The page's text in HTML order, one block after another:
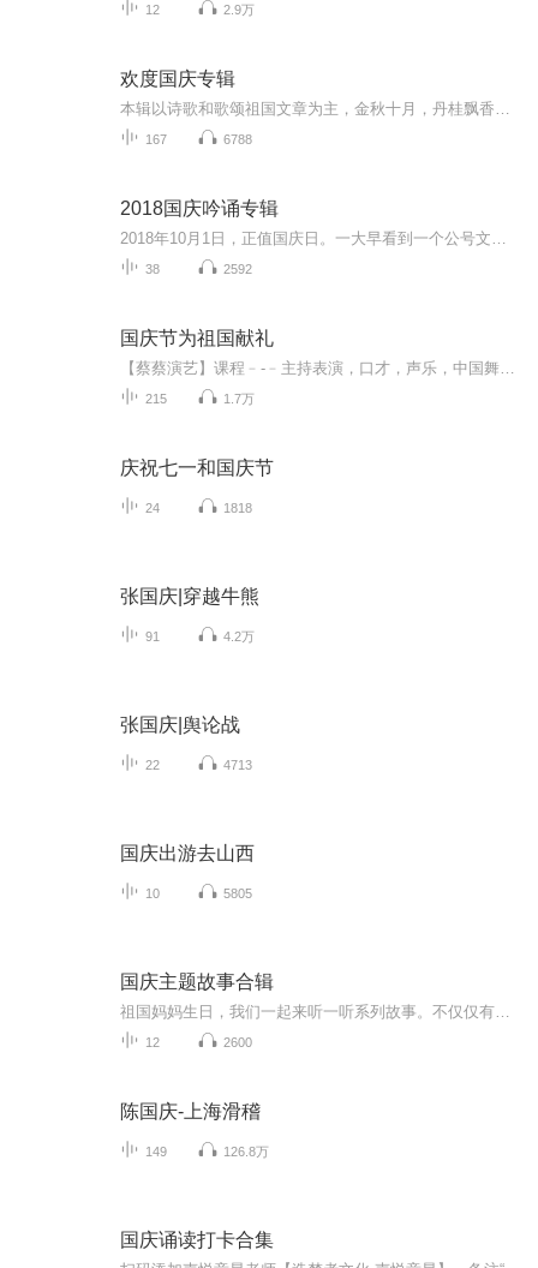
12 2.9万
欢度国庆专辑
167 6788
2018国庆吟诵专辑
38 2592
国庆节为祖国献礼
215 1.7万
庆祝七一和国庆节
24 1818
张国庆|穿越牛熊
91 4.2万
张国庆|舆论战
22 4713
国庆出游去山西
10 5805
国庆主题故事合辑
12 2600
陈国庆-上海滑稽
149 126.8万
国庆诵读打卡合集